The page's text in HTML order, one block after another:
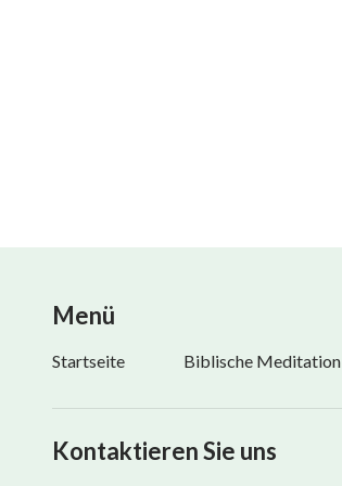
Menü
Startseite Biblische Meditation
Kontaktieren Sie uns